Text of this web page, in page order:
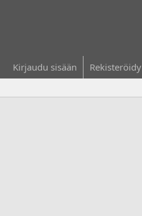
Kirjaudu sisään Rekisteröidy